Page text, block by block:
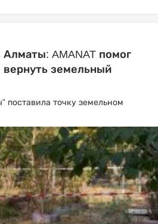
Алматы: AMANAT помог
земельный
поставила точку земельном